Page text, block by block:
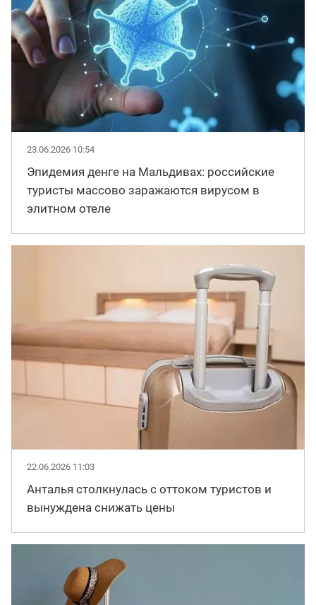
23.06.2026 10:54
Эпидемия денге на Мальдивах: российские
туристы массово заражаются вирусом в
элитном отеле
22.06.2026 11:03
Анталья столкнулась с оттоком туристов и
вынуждена снижать цены